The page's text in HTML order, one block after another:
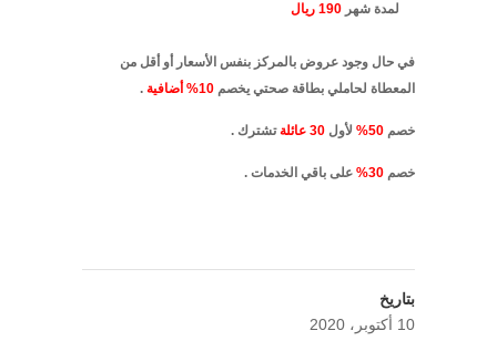
لمدة شهر 190 ريال
في حال وجود عروض بالمركز بنفس الأسعار أو أقل من
المعطاة لحاملي بطاقة صحتي يخصم
.
خصم 50% لأول 30 عائلة تشترك .
خصم 30% على باقي الخدمات .
بتاريخ
10 أكتوبر، 2020